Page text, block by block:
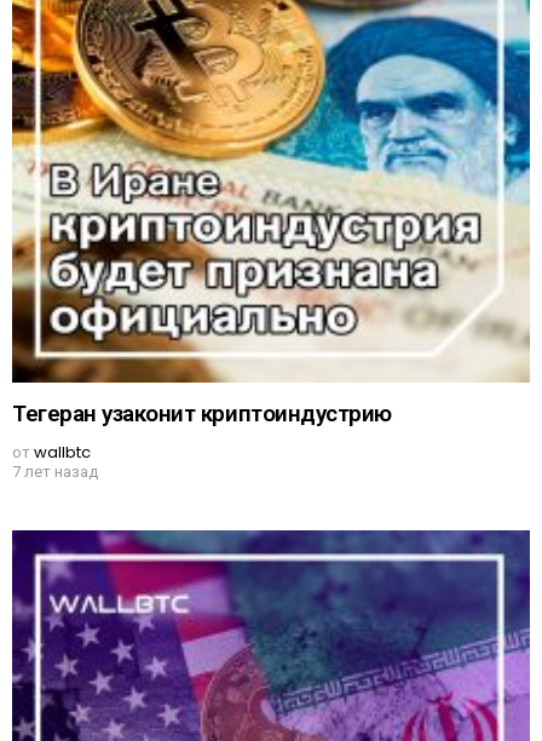
Тегеран узаконит криптоиндустрию
отwallbtc
7 лет назад